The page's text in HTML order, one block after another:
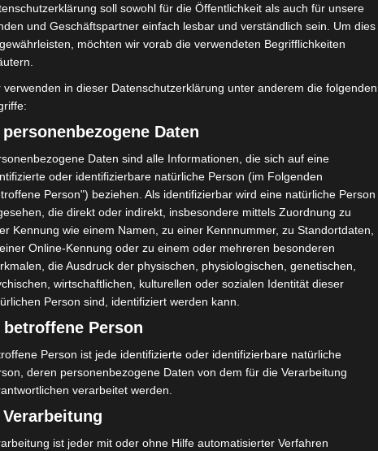
Stade Jlidi Zarzis
45'
81'
90'
+5
Tor
I. Ben Rejeb
81'
45'
Jeunesse sportive d’El Omrane (JSO)
M I. Ben Rejeb
soll sowohl für die Öffentlichkeit als auch für unsere
und Geschäftspartner einfach lesbar und verständlich sein. Um dies
möchten wir vorab die verwendeten Begrifflichkeiten
verwenden in dieser Datenschutzerklärung unter anderem die folgenden
personenbezogene Daten
Daten sind alle Informationen, die sich auf eine
oder identifizierbare natürliche Person (im Folgenden
Person") beziehen. Als identifizierbar wird eine natürliche Person
die direkt oder indirekt, insbesondere mittels Zuordnung zu
Kennung wie einem Namen, zu einer Kennnummer, zu Standortdaten,
Online-Kennung oder zu einem oder mehreren besonderen
die Ausdruck der physischen, physiologischen, genetischen,
wirtschaftlichen, kulturellen oder sozialen Identität dieser
Person sind, identifiziert werden kann.
betroffene Person
Person ist jede identifizierte oder identifizierbare natürliche
deren personenbezogene Daten von dem für die Verarbeitung
verarbeitet werden.
ist jeder mit oder ohne Hilfe automatisierter Verfahren